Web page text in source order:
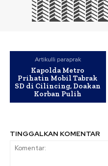
Artikulli paraprak
Kapolda Metro
Prihatin Mobil Tabrak
SD di Cilincing, Doakan
Korban Pulih
TINGGALKAN KOMENTAR